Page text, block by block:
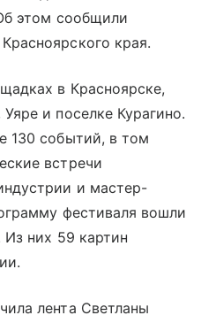
этом сообщили
края.
в Красноярске,
и поселке Курагино.
130 событий, в том
встречи
и мастер-
фестиваля вошли
них 59 картин
лента Светланы